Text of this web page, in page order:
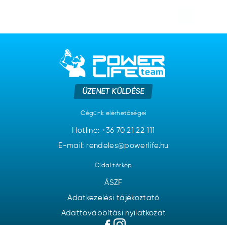
ÜZENET KÜLDÉSE
Cégünk elérhetőségei
Hotline: +36 70 21 22 111
E-mail: rendeles@powerlife.hu
Oldal térkép
ÁSZF
Adatkezelési tájékoztató
Adattovábbítási nyilatkozat